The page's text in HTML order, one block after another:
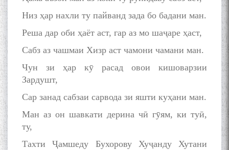
Низ ҳар нахли ту пайванд зада бо бадани ман.
Реша дар оби ҳаёт аст, гар аз мо шаҷаре ҳаст,
Сабз аз чашмаи Хизр аст чамони чамани ман.
Чун зи ҳар кӯ расад овои кишоварзии
Зардушт,
Сар занад сабзаи сарвода зи яшти куҳани ман.
Ман аз он шавкати дерина чӣ гӯям, ки туӣ,
ту,
Тахти Ҷамшеду Бухорову Хуҷанду Хутани